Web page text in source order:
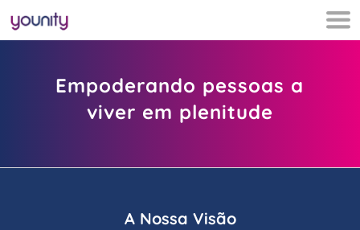
Empoderando pessoas a
viver em plenitude
A Nossa Visão
Assim é a